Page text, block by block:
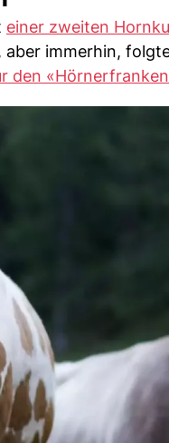
einer zweiten
aber immerhin,
den